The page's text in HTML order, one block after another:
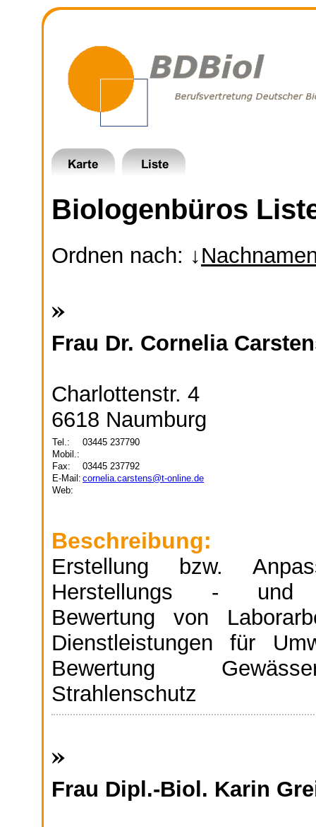
Biologenbüros
Ordnen nach: ↓
»
Frau Dr. Cornelia
Charlottenstr. 4
6618 Naumburg
Tel.:
03445 237790
Mobil.:
Fax:
03445 237792
E-Mail: cornelia.carstens@t-online.de
Web:
Beschreibung:
Erstellung bzw.
Herstellungs - und
Bewertung von
Dienstleistungen für
Bewertung
Strahlenschutz
»
Frau Dipl.-Biol. Karin